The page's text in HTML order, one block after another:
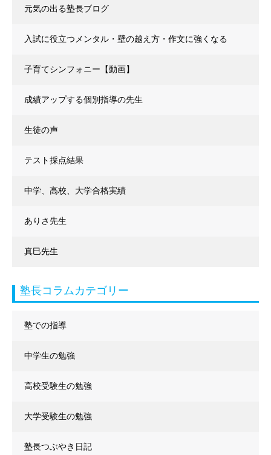
元気の出る塾長ブログ
入試に役立つメンタル・壁の越え方・作文に強くなる
子育てシンフォニー【動画】
成績アップする個別指導の先生
生徒の声
テスト採点結果
中学、高校、大学合格実績
ありさ先生
真巳先生
塾長コラムカテゴリー
塾での指導
中学生の勉強
高校受験生の勉強
大学受験生の勉強
塾長つぶやき日記